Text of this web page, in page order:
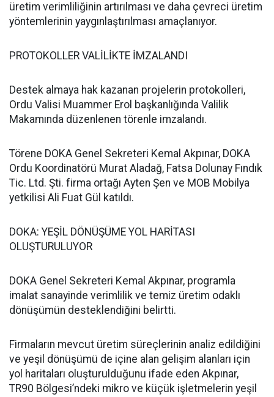
üretim verimliliğinin artırılması ve daha çevreci üretim
yöntemlerinin yaygınlaştırılması amaçlanıyor.
PROTOKOLLER VALİLİKTE İMZALANDI
Destek almaya hak kazanan projelerin protokolleri,
Ordu Valisi Muammer Erol başkanlığında Valilik
Makamında düzenlenen törenle imzalandı.
Törene DOKA Genel Sekreteri Kemal Akpınar, DOKA
Ordu Koordinatörü Murat Aladağ, Fatsa Dolunay Fındık
Tic. Ltd. Şti. firma ortağı Ayten Şen ve MOB Mobilya
yetkilisi Ali Fuat Gül katıldı.
DOKA: YEŞİL DÖNÜŞÜME YOL HARİTASI
OLUŞTURULUYOR
DOKA Genel Sekreteri Kemal Akpınar, programla
imalat sanayinde verimlilik ve temiz üretim odaklı
dönüşümün desteklendiğini belirtti.
Firmaların mevcut üretim süreçlerinin analiz edildiğini
ve yeşil dönüşümü de içine alan gelişim alanları için
yol haritaları oluşturulduğunu ifade eden Akpınar,
TR90 Bölgesi’ndeki mikro ve küçük işletmelerin yeşil